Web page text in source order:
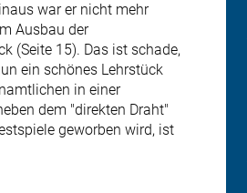
war er nicht mehr
Ausbau der
(Seite 15). Das ist schade,
ein schönes Lehrstück
in einer
dem "direkten Draht"
geworben wird, ist